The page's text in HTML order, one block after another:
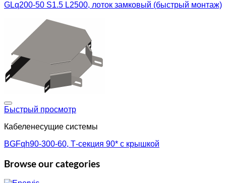
GLq200-50 S1.5 L2500, лоток замковый (быстрый монтаж)
Быстрый просмотр
Кабеленесущие системы
BGFqh90-300-60, Т-секция 90* с крышкой
Browse our categories